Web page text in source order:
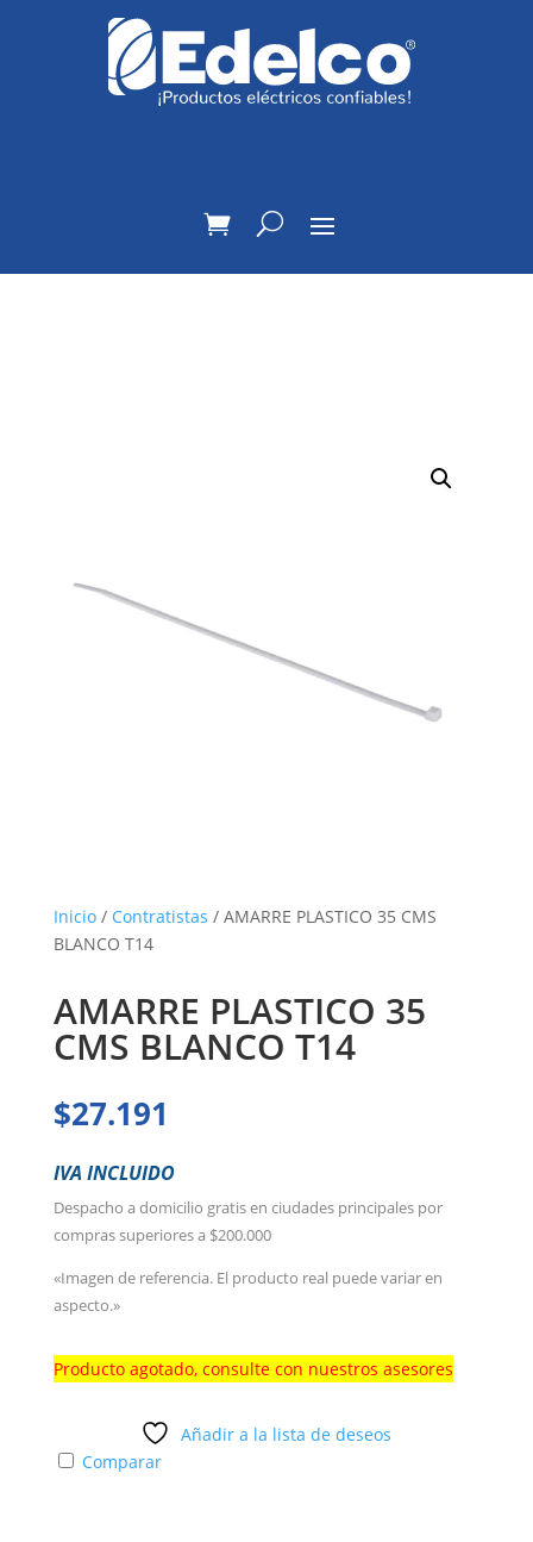
Inicio/ Contratistas / AMARRE PLASTICO 35 CMS
BLANCO T14
AMARRE PLASTICO 35
CMS BLANCO T14
$27.191
IVA INCLUIDO
Despacho a domicilio gratis en ciudades principales por
compras superiores a $200.000
«Imagen de referencia. El producto real puede variar en
aspecto.»
Producto agotado, consulte con nuestros asesores
Añadir a la lista de deseos
Comparar